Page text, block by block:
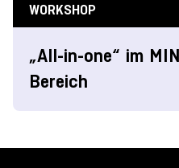
WORKSHOP
„All-in-one“ im
Bereich